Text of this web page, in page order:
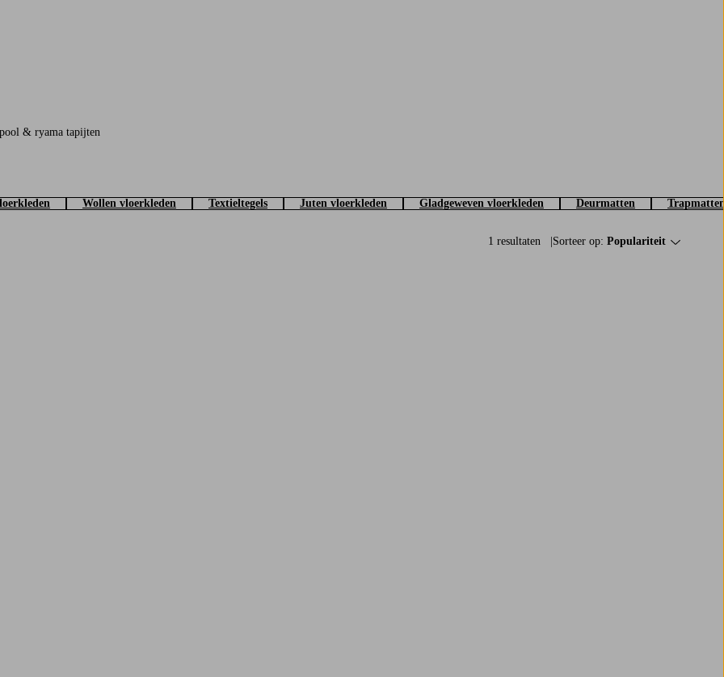
pool & ryama tapijten
Wollen vloerkleden Textieltegels Juten vloerkleden Gladgeweven vloerkleden Deurmatten
1 resultaten Sorteer op: Populariteit